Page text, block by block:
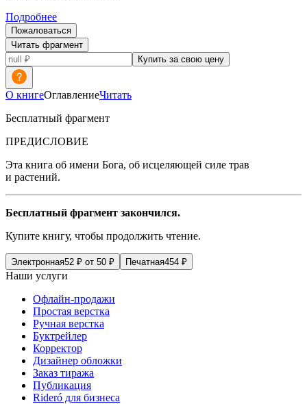
Подробнее
Пожаловаться
Читать фрагмент
Купить за свою цену
О книгеОглавлениеЧитать
Бесплатный фрагмент
ПРЕДИСЛОВИЕ
Эта книга об имени Бога, об исцеляющей силе трав
и растений.
Бесплатный фрагмент закончился.
Купите книгу, чтобы продолжить чтение.
Электронная52 ₽ от 50 ₽ Печатная454 ₽
Наши услуги
Офлайн-продажи
Простая верстка
Ручная верстка
Буктрейлер
Корректор
Дизайнер обложки
Заказ тиража
Публикация
Rideró для бизнеса